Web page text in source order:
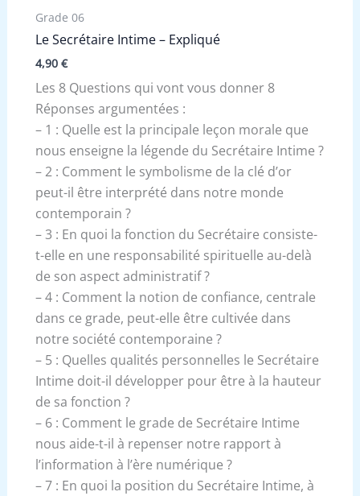
Grade 06
Le Secrétaire Intime – Expliqué
4,90 €
Les 8 Questions qui vont vous donner 8
Réponses argumentées :
– 1 : Quelle est la principale leçon morale que
nous enseigne la légende du Secrétaire Intime ?
– 2 : Comment le symbolisme de la clé d’or
peut-il être interprété dans notre monde
contemporain ?
– 3 : En quoi la fonction du Secrétaire consiste-
t-elle en une responsabilité spirituelle au-delà
de son aspect administratif ?
– 4 : Comment la notion de confiance, centrale
dans ce grade, peut-elle être cultivée dans
notre société contemporaine ?
– 5 : Quelles qualités personnelles le Secrétaire
Intime doit-il développer pour être à la hauteur
de sa fonction ?
– 6 : Comment le grade de Secrétaire Intime
nous aide-t-il à repenser notre rapport à
l’information à l’ère numérique ?
– 7 : En quoi la position du Secrétaire Intime, à